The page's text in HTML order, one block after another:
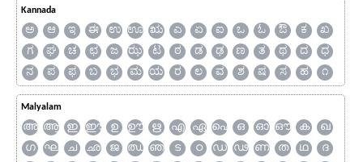
Kannada
ಅ ಆ ಇ ಈ ಉ ಊ ಋ ಎ ಏ ಐ ಒ ಓ ಔ ಕ
ಖ
ಗ
ಘ ಚ ಛ ಜ ಝ ಟ ಠ ಡ ಢ ಣ ತ ಥ ದ
ಧ
ನ
ಪ ಫ ಬ ಭ ಮ ಯ ರ ಲ ವ ಶ ಷ ಸ ಹ ೧
Malyalam
അ ആ ഇ ഈ ഉ ഊ ഋ എ ഏ ഐ ഒ ഓ ഔ ക
ഖ
ഗ
ഘ ച ഛ ജ ഝ ഞ ട ഠ ഡ ഢ ണ ത ഥ
ദ